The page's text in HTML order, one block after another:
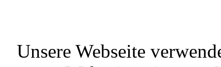
Unsere Webseite